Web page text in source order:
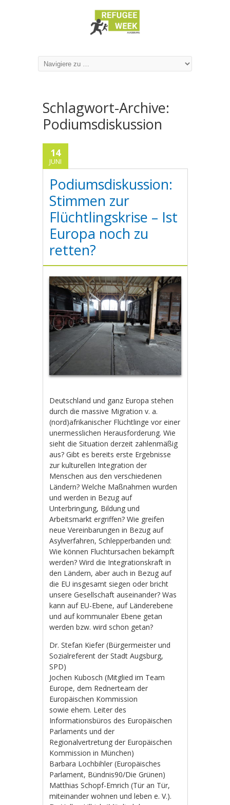
Schlagwort-Archive:
Podiumsdiskussion
14
JUNI
Podiumsdiskussion:
Stimmen zur
Flüchtlingskrise – Ist
Europa noch zu
retten?
Deutschland und ganz Europa stehen
durch die massive Migration v. a.
(nord)afrikanischer Flüchtlinge vor einer
unermesslichen Herausforderung. Wie
sieht die Situation derzeit zahlenmäßig
aus? Gibt es bereits erste Ergebnisse
zur kulturellen Integration der
Menschen aus den verschiedenen
Ländern? Welche Maßnahmen wurden
und werden in Bezug auf
Unterbringung, Bildung und
Arbeitsmarkt ergriffen? Wie greifen
neue Vereinbarungen in Bezug auf
Asylverfahren, Schlepperbanden und:
Wie können Fluchtursachen bekämpft
werden? Wird die Integrationskraft in
den Ländern, aber auch in Bezug auf
die EU insgesamt siegen oder bricht
unsere Gesellschaft auseinander? Was
kann auf EU-Ebene, auf Länderebene
und auf kommunaler Ebene getan
werden bzw. wird schon getan?
Dr. Stefan Kiefer (Bürgermeister und
Sozialreferent der Stadt Augsburg,
SPD)
Jochen Kubosch (Mitglied im Team
Europe, dem Rednerteam der
Europäischen Kommission
sowie ehem. Leiter des
Informationsbüros des Europäischen
Parlaments und der
Regionalvertretung der Europäischen
Kommission in München)
Barbara Lochbihler (Europäisches
Parlament, Bündnis90/Die Grünen)
Matthias Schopf-Emrich (Tür an Tür,
miteinander wohnen und leben e. V.).